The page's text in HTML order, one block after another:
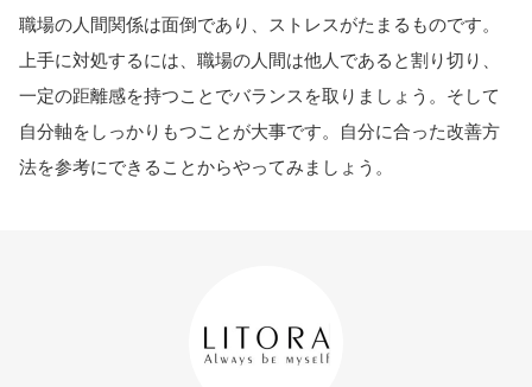
職場の人間関係は面倒であり、ストレスがたまるものです。
上手に対処するには、職場の人間は他人であると割り切り、
一定の距離感を持つことでバランスを取りましょう。そして
自分軸をしっかりもつことが大事です。自分に合った改善方
法を参考にできることからやってみましょう。